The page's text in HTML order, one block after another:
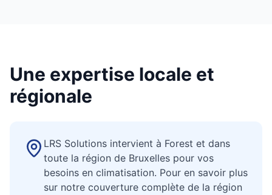
Une expertise locale et
régionale
LRS Solutions intervient à Forest et dans
toute la région de Bruxelles pour vos
besoins en climatisation. Pour en savoir plus
sur notre couverture complète de la région